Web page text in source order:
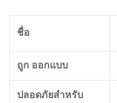
ชื่อ
ถูก ออกแบบ
ปลอดภัยสําหรับ